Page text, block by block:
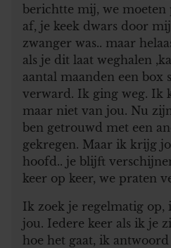
berichtte mij, we moeten
af, je keek dwars door
zwanger was.. maar
als je dit laat weghalen
aantal maanden een box
verward. Ik ging weg. Ik
maar niet van jou. Nu
ben getrouwd met een
gekregen. Maar ik krijg
hoofd.. je blijft
keer op keer, we praten
Ik zoek je regelmatig
jou. Iedere keer als ik je
hoe het gaat, ik